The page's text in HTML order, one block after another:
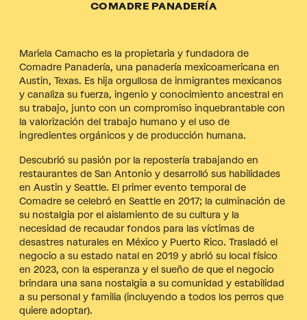
COMADRE PANADERÍA
Mariela Camacho es la propietaria y fundadora de
Comadre Panadería, una panadería mexicoamericana en
Austin, Texas. Es hija orgullosa de inmigrantes mexicanos
y canaliza su fuerza, ingenio y conocimiento ancestral en
su trabajo, junto con un compromiso inquebrantable con
la valorización del trabajo humano y el uso de
ingredientes orgánicos y de producción humana.
Descubrió su pasión por la repostería trabajando en
restaurantes de San Antonio y desarrolló sus habilidades
en Austin y Seattle. El primer evento temporal de
Comadre se celebró en Seattle en 2017; la culminación de
su nostalgia por el aislamiento de su cultura y la
necesidad de recaudar fondos para las víctimas de
desastres naturales en México y Puerto Rico. Trasladó el
negocio a su estado natal en 2019 y abrió su local físico
en 2023, con la esperanza y el sueño de que el negocio
brindara una sana nostalgia a su comunidad y estabilidad
a su personal y familia (incluyendo a todos los perros que
quiere adoptar).